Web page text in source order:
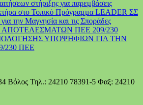
στήριξης για παρεμβάσεις
στο Τοπικό Πρόγραμμα LEADER ΣΣ
την Μαγνησία και τις Σποράδες
ΠΕΕ 209/230
ΥΠΟΨΗΦΙΩΝ ΓΙΑ ΤΗΝ
230 ΠΕΕ
Βόλος Τηλ.: 24210 78391-5 Φαξ: 24210